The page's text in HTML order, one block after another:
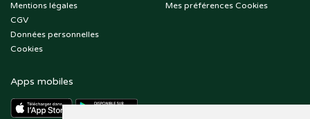
Mentions légales
CGV
Données personnelles
Cookies
Mes préférences Cookies
Apps mobiles